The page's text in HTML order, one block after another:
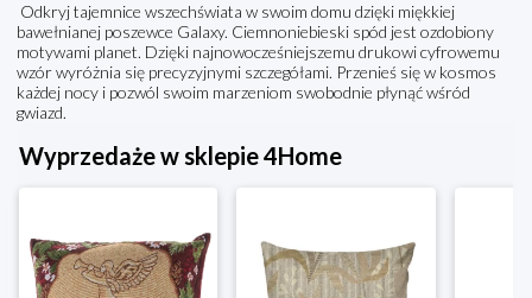
Odkryj tajemnice wszechświata w swoim domu dzięki miękkiej
bawełnianej poszewce Galaxy. Ciemnoniebieski spód jest ozdobiony
motywami planet. Dzięki najnowocześniejszemu drukowi cyfrowemu
wzór wyróżnia się precyzyjnymi szczegółami. Przenieś się w kosmos
każdej nocy i pozwól swoim marzeniom swobodnie płynąć wśród
gwiazd.
Wyprzedaże w sklepie 4Home